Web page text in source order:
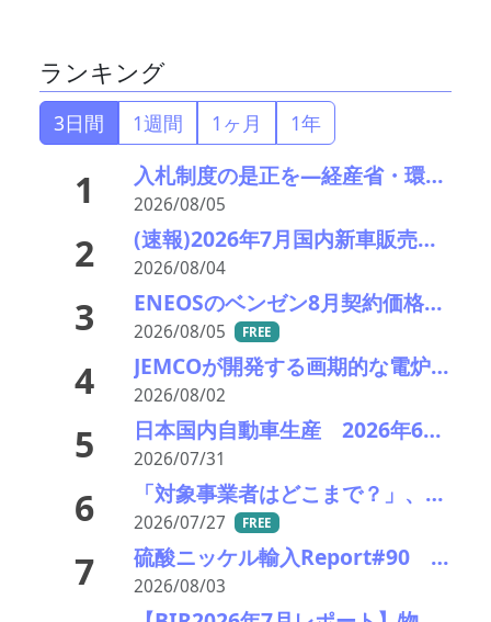
ランキング
3日間 1週間 1ヶ月 1年
1 入札制度の是正を—経産省・環境省が指定PETボトル資源循環で検討会
2026/08/05
2 (速報)2026年7月国内新車販売 41万7千台 前年同月比7%増加 4か月連続プラス
2026/08/04
3 ENEOSのベンゼン8月契約価格、供給タイトで前月比+145＄／MT
2026/08/05 FREE
4 JEMCOが開発する画期的な電炉ダスト（EAFD）処理技術
2026/08/02
5 日本国内自動車生産 2026年6月生産台数 73万7千台 前年同月比6.8%増加
2026/07/31
6 「対象事業者はどこまで？」、残り２年半で細部の詰め急ぐ――環境省、第１回スクラップヤード環境対策技術検討会
2026/07/27 FREE
7 硫酸ニッケル輸入Report#90 2026年中盤輸入回復の兆し
2026/08/03